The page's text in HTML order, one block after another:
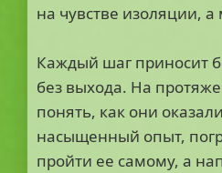
на чувстве изоляции,
Каждый шаг приносит
без выхода. На
понять, как они
насыщенный опыт,
пройти ее самому, а